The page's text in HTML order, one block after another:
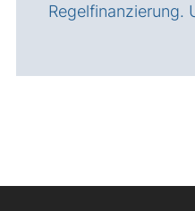
Regelfinanzierung.